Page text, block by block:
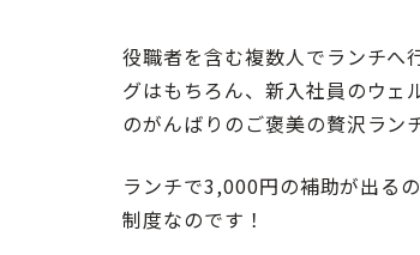
役職者を含む複数人でランチへ
グはもちろん、新入社員のウェ
のがんばりのご褒美の贅沢ラン
ランチで3,000円の補助が出る
制度なのです！